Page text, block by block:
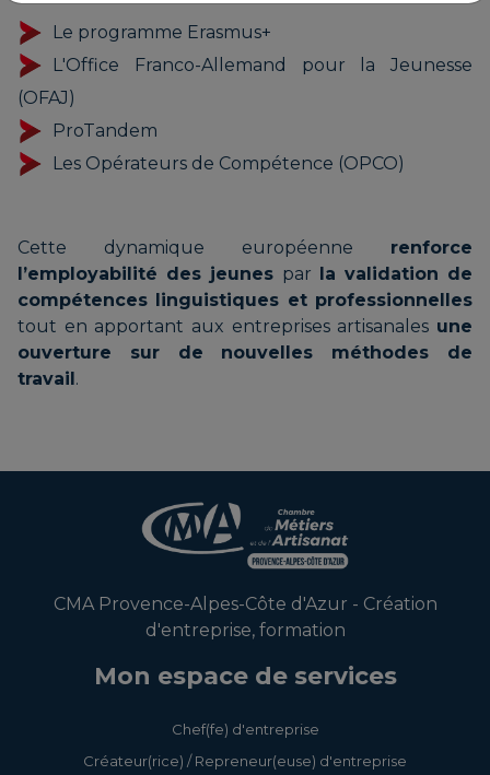
Le programme Erasmus+
L'Office Franco-Allemand pour la Jeunesse
(OFAJ)
ProTandem
Les Opérateurs de Compétence (OPCO)
Cette dynamique européenne renforce
l’employabilité des jeunes par
la validation de
compétences linguistiques et professionnelles
tout en apportant aux entreprises artisanales une
ouverture sur de nouvelles méthodes de
travail .
CMA Provence-Alpes-Côte d'Azur - Création
d'entreprise, formation
Mon espace de services
Chef(fe) d'entreprise
Créateur(rice) / Repreneur(euse) d'entreprise